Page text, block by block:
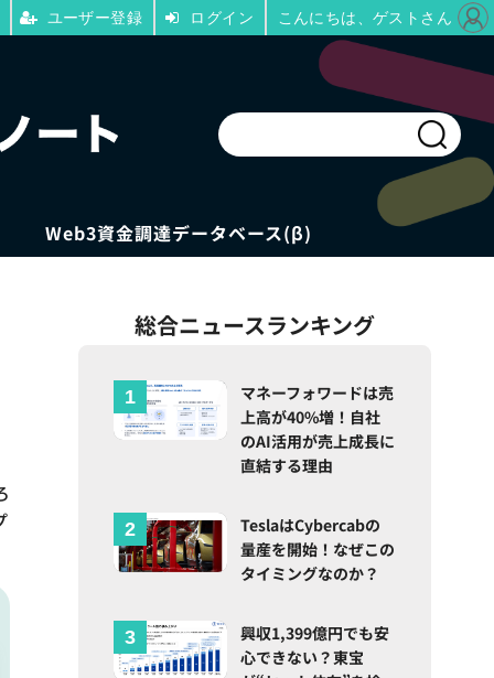
Web3資金調達データベース(β)
総合ニュースランキング
マネーフォワードは売
上高が40%増！自社
のAI活用が売上成長に
直結する理由
TeslaはCybercabの
量産を開始！なぜこの
タイミングなのか？
興収1,399億円でも安
心できない？東宝
ユーザー登録 ログイン こんにちは、ゲストさん